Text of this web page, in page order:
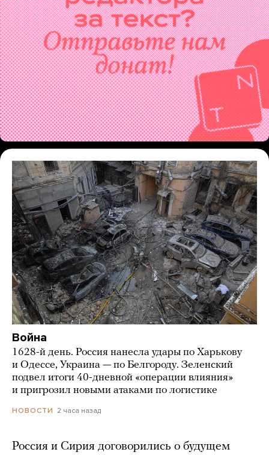
Война
1628-й день. Россия нанесла удары по Харькову
и Одессе, Украина — по Белгороду. Зеленский
подвел итоги 40-дневной «операции влияния»
и пригрозил новыми атаками по логистике
НОВОСТИ 2 часа назад
Россия и Сирия договорились о будущем